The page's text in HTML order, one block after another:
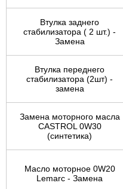
Втулка заднего
стабилизатора ( 2 шт.) -
Замена
Втулка переднего
стабилизатора (2шт) -
замена
Замена моторного масла
CASTROL 0W30
(синтетика)
Масло моторное 0W20
Lemarc - Замена